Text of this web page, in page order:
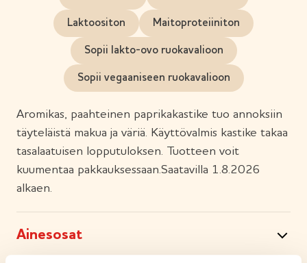
Laktoositon Maitoproteiiniton
Sopii lakto-ovo ruokavalioon
Sopii vegaaniseen ruokavalioon
Aromikas, paahteinen paprikakastike tuo annoksiin
täyteläistä makua ja väriä. Käyttövalmis kastike takaa
tasalaatuisen lopputuloksen. Tuotteen voit
kuumentaa pakkauksessaan.​ Saatavilla 1.8.2026
alkaen.
Ainesosat